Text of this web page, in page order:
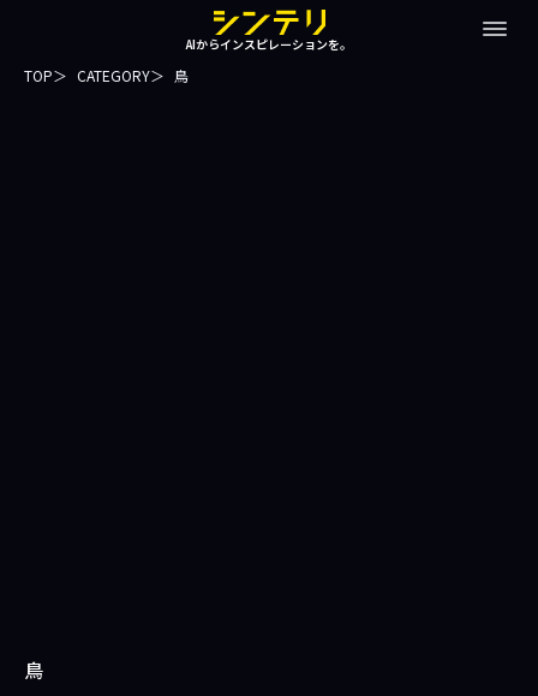
AIからインスピレーションを。
TOP CATEGORY 鳥
鳥